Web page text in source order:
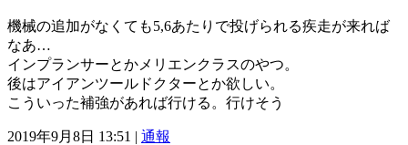
機械の追加がなくても5,6あたりで投げられる疾走が来れば
なあ…
インプランサーとかメリエンクラスのやつ。
後はアイアンツールドクターとか欲しい。
こういった補強があれば行ける。行けそう
2019年9月8日 13:51 | 通報